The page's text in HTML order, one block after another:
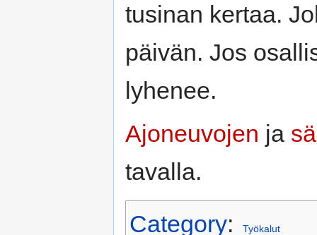
tusinan kertaa.
päivän. Jos
lyhenee.
Ajoneuvojen ja
tavalla.
Category: Työkalut